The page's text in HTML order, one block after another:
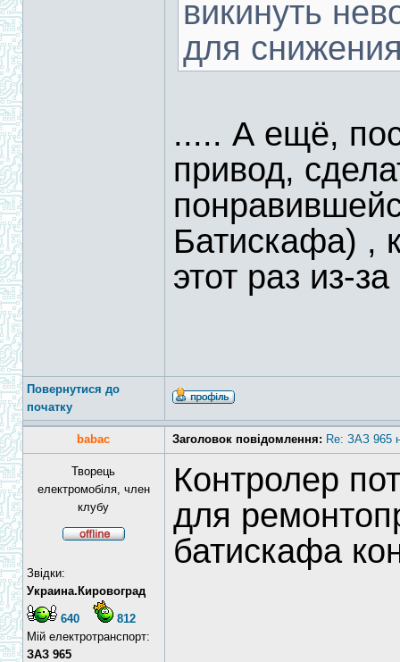
викинуть
для
..... А ещё,
привод,
Батискафа) ,
этот раз из-
Повернутися до
початку
babac Заголовок повідомлення: Re: ЗАЗ 965
Творець
електромобіля, член
клубу
Звідки:
Украина.Кировоград
640
812
Мій електротранспорт:
ЗАЗ 965
Контролер
для
батискафа